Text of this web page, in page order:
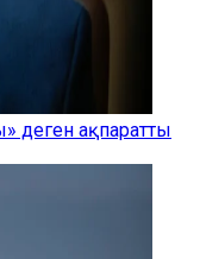
деген ақпаратты